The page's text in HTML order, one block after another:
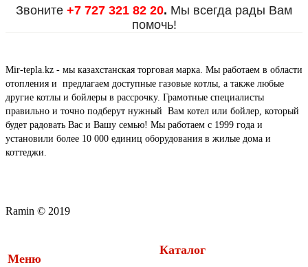
Звоните +7 727 321 82 20. Мы всегда рады Вам
помочь!
Mir-tepla.kz - мы казахстанская торговая марка. Мы работаем в области
отопления и предлагаем доступные газовые котлы, а также любые
другие котлы и бойлеры в рассрочку. Грамотные специалисты
правильно и точно подберут нужный Вам котел или бойлер, который
будет радовать Вас и Вашу семью! Мы работаем с 1999 года и
установили более 10 000 единиц оборудования в жилые дома и
коттеджи.
Ramin © 2019
Меню
Каталог